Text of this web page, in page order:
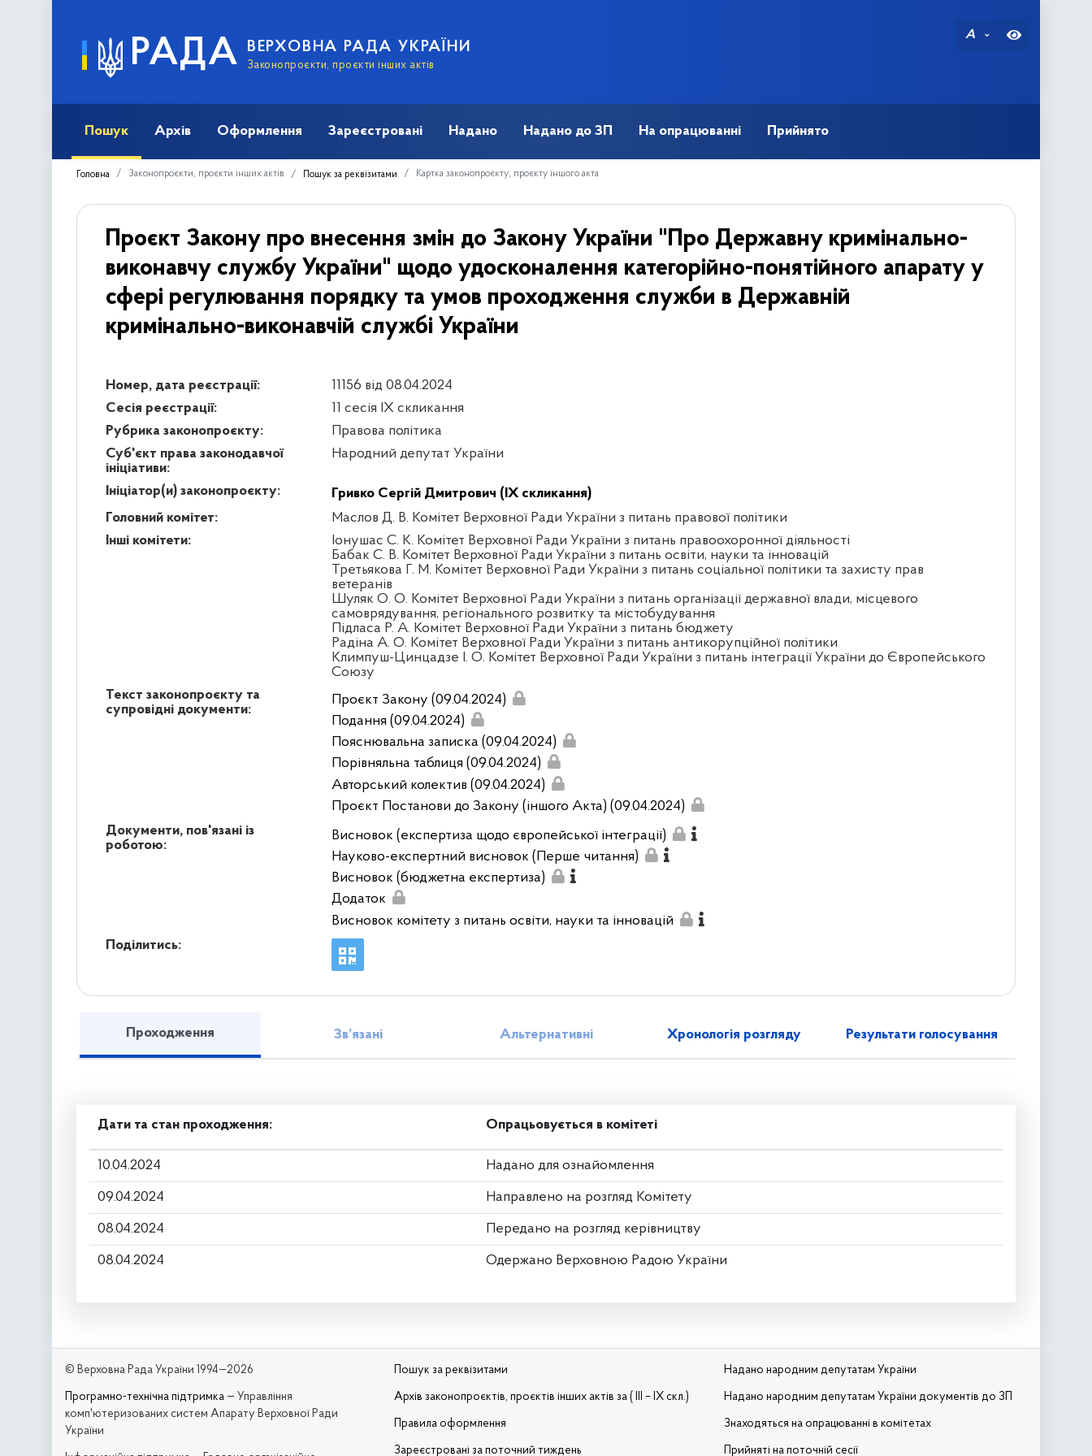
РАДА ВЕРХОВНА РАДА УКРАЇНИ
Законопроєкти, проєкти інших актів
A
Пошук Архів Оформлення Зареєстровані Надано Надано до ЗП На опрацюванні Прийнято
Головна Законопроєкти, проєкти інших актів Пошук за реквізитами Картка законопроєкту, проєкту іншого акта
Проєкт Закону про внесення змін до Закону України "Про Державну кримінально-
виконавчу службу України" щодо удосконалення категорійно-понятійного апарату у
сфері регулювання порядку та умов проходження служби в Державній
кримінально-виконавчій службі України
Номер, дата реєстрації:
11156 від 08.04.2024
Сесія реєстрації:
11 сесія IX скликання
Рубрика законопроєкту:
Правова політика
Суб'єкт права законодавчої
ініціативи:
Народний депутат України
Ініціатор(и) законопроєкту:
Гривко Сергій Дмитрович (IX скликання)
Головний комітет:
Маслов Д. В. Комітет Верховної Ради України з питань правової політики
Інші комітети:
Іонушас С. К. Комітет Верховної Ради України з питань правоохоронної діяльності
Бабак С. В. Комітет Верховної Ради України з питань освіти, науки та інновацій
Третьякова Г. М. Комітет Верховної Ради України з питань соціальної політики та захисту прав
ветеранів
Шуляк О. О. Комітет Верховної Ради України з питань організації державної влади, місцевого
самоврядування, регіонального розвитку та містобудування
Підласа Р. А. Комітет Верховної Ради України з питань бюджету
Радіна А. О. Комітет Верховної Ради України з питань антикорупційної політики
Климпуш-Цинцадзе І. О. Комітет Верховної Ради України з питань інтеграції України до Європейського
Союзу
Текст законопроєкту та
супровідні документи:
Проєкт Закону (09.04.2024)
Подання (09.04.2024)
Пояснювальна записка (09.04.2024)
Порівняльна таблиця (09.04.2024)
Авторський колектив (09.04.2024)
Проєкт Постанови до Закону (іншого Акта) (09.04.2024)
Документи, пов'язані із
роботою:
Висновок (експертиза щодо європейської інтеграції)
Науково-експертний висновок (Перше читання)
Висновок (бюджетна експертиза)
Додаток
Висновок комітету з питань освіти, науки та інновацій
Поділитись:
Проходження Зв’язані Альтернативні Хронологія розгляду Результати голосування
Дати та стан проходження: Опрацьовується в комітеті
10.04.2024 Надано для ознайомлення
09.04.2024 Направлено на розгляд Комітету
08.04.2024 Передано на розгляд керівництву
08.04.2024 Одержано Верховною Радою України
© Верховна Рада України 1994—2026
Програмно-технічна підтримка — Управління
комп'ютеризованих систем Апарату Верховної Ради
України
Пошук за реквізитами
Архів законопроєктів, проєктів інших актів за ( III – IX скл.)
Правила оформлення
Зареєстровані за поточний тиждень
Надано народним депутатам України
Надано народним депутатам України документів до ЗП
Знаходяться на опрацюванні в комітетах
Прийняті на поточній сесії